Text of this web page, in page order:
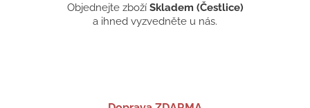
Objednejte zboží Skladem (Čestlice)
a ihned vyzvedněte u nás.